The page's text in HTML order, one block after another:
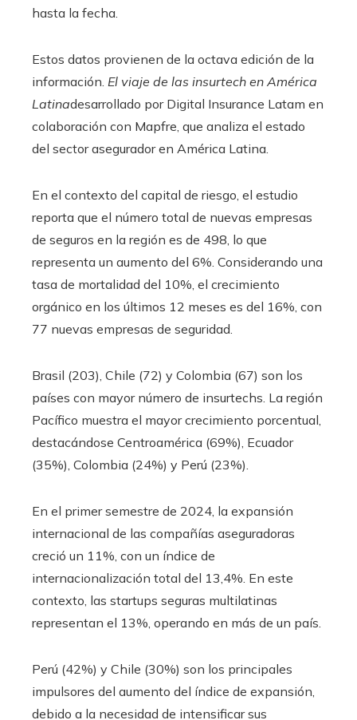
hasta la fecha.
Estos datos provienen de la octava edición de la
información. El viaje de las insurtech en América
Latinadesarrollado por Digital Insurance Latam en
colaboración con Mapfre, que analiza el estado
del sector asegurador en América Latina.
En el contexto del capital de riesgo, el estudio
reporta que el número total de nuevas empresas
de seguros en la región es de 498, lo que
representa un aumento del 6%. Considerando una
tasa de mortalidad del 10%, el crecimiento
orgánico en los últimos 12 meses es del 16%, con
77 nuevas empresas de seguridad.
Brasil (203), Chile (72) y Colombia (67) son los
países con mayor número de insurtechs. La región
Pacífico muestra el mayor crecimiento porcentual,
destacándose Centroamérica (69%), Ecuador
(35%), Colombia (24%) y Perú (23%).
En el primer semestre de 2024, la expansión
internacional de las compañías aseguradoras
creció un 11%, con un índice de
internacionalización total del 13,4%. En este
contexto, las startups seguras multilatinas
representan el 13%, operando en más de un país.
Perú (42%) y Chile (30%) son los principales
impulsores del aumento del índice de expansión,
debido a la necesidad de intensificar sus